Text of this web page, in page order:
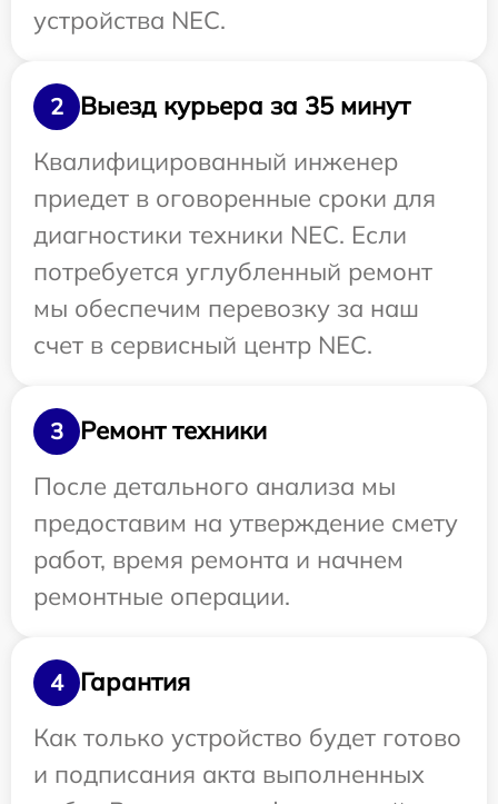
устройства NEC.
2
Выезд курьера за 35 минут
Квалифицированный инженер
приедет в оговоренные сроки для
диагностики техники NEC. Если
потребуется углубленный ремонт
мы обеспечим перевозку за наш
счет в сервисный центр NEC.
3
Ремонт техники
После детального анализа мы
предоставим на утверждение смету
работ, время ремонта и начнем
ремонтные операции.
4
Гарантия
Как только устройство будет готово
и подписания акта выполненных